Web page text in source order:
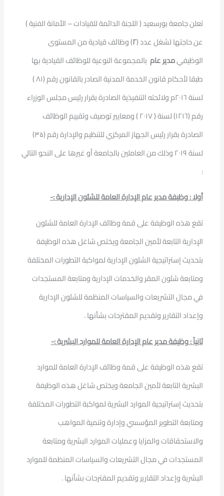
تعلن جامعة بورسعيد ( اللجنة الدائمة للقيادات – الأمانة الفنية )
عن حاجتها لشغل عدد (۲) وظائف قيادية من المستوى
الوظيفيمدير عام بالمجموعة النوعية للوظائف القيادية بها
طبقا لأحكام قانون الخدمة المدنية الصادر بالقانون رقم (۸۱ )
لسنة ٢٠١٦م ولائحته التنفيذية الصادرة بقرار رئيس مجلس الوزراء
رقم (۱۲۱٦) لسنة ( ۲۰۱۷ ) ومعايير توصيف وتقييم الوظائف
الصادرة بقرار رئيس الجهاز المركزي للتنظيم والإدارة رقم (۳۵)
لسنة ۲۰۱۹ وذلك من العاملين بالجامعة أو غيرها على النحو التالي
:
أولا : وظيفة مدير عام الإدارة العامة للشئون الإدارية :-
تقع هذه الوظيفة على قمة وظائف الإدارة العامة للشئون
الإدارية التابعة لأمين الجامعة ويختص شاغل هذه الوظيفة
بتحديث إستراتيجية الشئون الإدارية لمواكبة التطورات المختلفة
ومتابعة شئون المقر والخدمات الإدارية ومتابعة المستجدات
في مجال التشريعات والسياسات المنظمة للشئون الإدارية
وإعداد التقارير وتقديم المقترحات بشأنها .
ثانياً : وظيفة مدير عام الإدارة العامة للموارد البشرية :-
تقع هذه الوظيفة على قمة وظائف الإدارة العامة للموارد
البشرية التابعة لأمين الجامعة ويختص شاغل هذه الوظيفة
بتحديث إستراتيجية الموارد البشرية لمواكبة التطورات المختلفة
ومتابعة التطوير المؤسسي وإدارة وتنمية المواهب
والاستحقاقات والمزايا وعمليات الموارد البشرية ومتابعة
المستجدات في مجال التشريعات والسياسات المنظمة للموارد
البشرية وإعداد التقارير وتقديم المقترحات بشأنها .